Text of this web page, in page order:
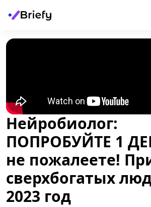
Нейробиолог:
ПОПРОБУЙТЕ 1
не пожалеете!
сверхбогатых
2023 год